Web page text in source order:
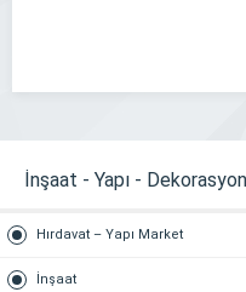
İnşaat - Yapı - Dekorasyon
Hırdavat – Yapı Market
İnşaat